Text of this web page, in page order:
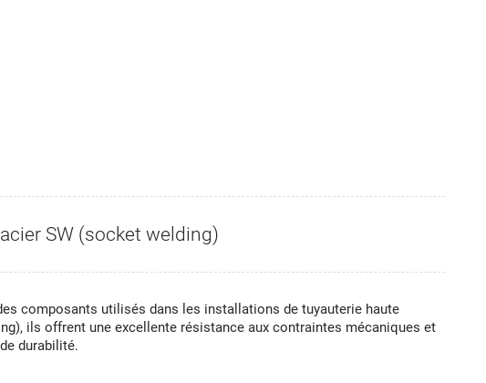
SW (socket welding)
composants utilisés dans les installations de tuyauterie haute
ils offrent une excellente résistance aux contraintes mécaniques et
durabilité.